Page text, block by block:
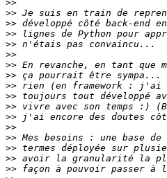
>>
>>
>>
>>
>>
>>
>>
>>
>>
>>
>>
>>
>>
>>
>>
>>
>>